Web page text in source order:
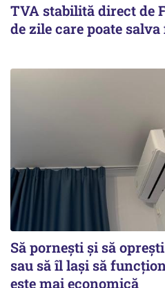
TVA stabilită direct de
de zile care poate
Să pornești și să
sau să îl lași să
este mai economică